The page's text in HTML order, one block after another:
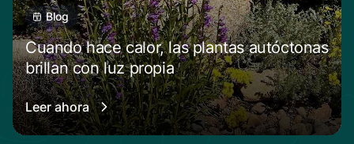
Blog
Cuando hace calor, las plantas autóctonas
brillan con luz propia
Leer ahora